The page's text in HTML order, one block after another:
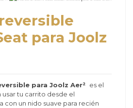
para Joolz
para Joolz Aer² es el
tu carrito desde el
con un nido suave para recién